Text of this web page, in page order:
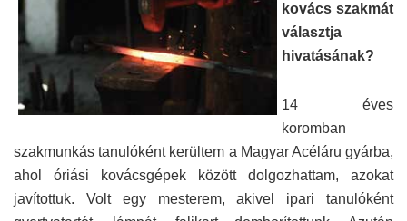
kovács szakmát
választja
hivatásának?
14 éves
koromban
szakmunkás tanulóként kerültem a Magyar Acéláru gyárba,
ahol óriási kovácsgépek között dolgozhattam, azokat
javítottuk. Volt egy mesterem, akivel ipari tanulóként